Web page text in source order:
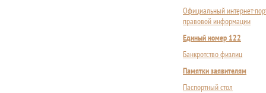
Официальный интернет-
правовой информации
Единый номер 122
Банкротство физлиц
Памятки заявителям
Паспортный стол